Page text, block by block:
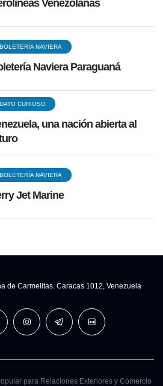
Venezolanas
BOLETERÍA NAVIERA
Naviera Paraguaná
DATO CURIOSO
una nación abierta al
BOLETERÍA NAVIERA
Jet Marine
de Carmelitas. Caracas 1012, Venezuela
para Relaciones Exteriores y Comercio